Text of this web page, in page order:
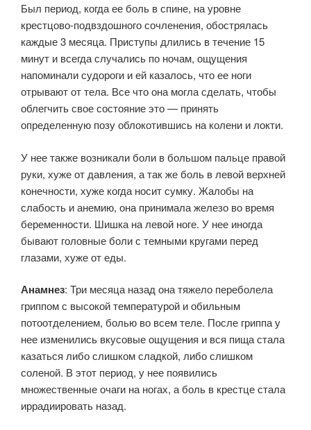
Был период, когда ее боль в спине, на уровне
крестцово-подвздошного сочленения, обострялась
каждые 3 месяца. Приступы длились в течение 15
минут и всегда случались по ночам, ощущения
напоминали судороги и ей казалось, что ее ноги
отрывают от тела. Все что она могла сделать, чтобы
облегчить свое состояние это — принять
определенную позу облокотившись на колени и локти.
У нее также возникали боли в большом пальце правой
руки, хуже от давления, а так же боль в левой верхней
конечности, хуже когда носит сумку. Жалобы на
слабость и анемию, она принимала железо во время
беременности. Шишка на левой ноге. У нее иногда
бывают головные боли с темными кругами перед
глазами, хуже от еды.
Анамнез: Три месяца назад она тяжело переболела
гриппом с высокой температурой и обильным
потоотделением, болью во всем теле. После гриппа у
нее изменились вкусовые ощущения и вся пища стала
казаться либо слишком сладкой, либо слишком
соленой. В этот период, у нее появились
множественные очаги на ногах, а боль в крестце стала
иррадиировать назад.